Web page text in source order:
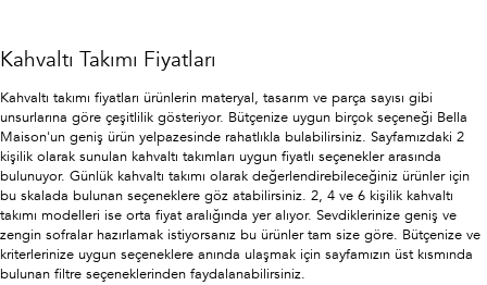
Kahvaltı Takımı Fiyatları
Kahvaltı takımı fiyatları ürünlerin materyal, tasarım ve parça sayısı gibi
unsurlarına göre çeşitlilik gösteriyor. Bütçenize uygun birçok seçeneği Bella
Maison'un geniş ürün yelpazesinde rahatlıkla bulabilirsiniz. Sayfamızdaki 2
kişilik olarak sunulan kahvaltı takımları uygun fiyatlı seçenekler arasında
bulunuyor. Günlük kahvaltı takımı olarak değerlendirebileceğiniz ürünler için
bu skalada bulunan seçeneklere göz atabilirsiniz. 2, 4 ve 6 kişilik kahvaltı
takımı modelleri ise orta fiyat aralığında yer alıyor. Sevdiklerinize geniş ve
zengin sofralar hazırlamak istiyorsanız bu ürünler tam size göre. Bütçenize ve
kriterlerinize uygun seçeneklere anında ulaşmak için sayfamızın üst kısmında
bulunan filtre seçeneklerinden faydalanabilirsiniz.